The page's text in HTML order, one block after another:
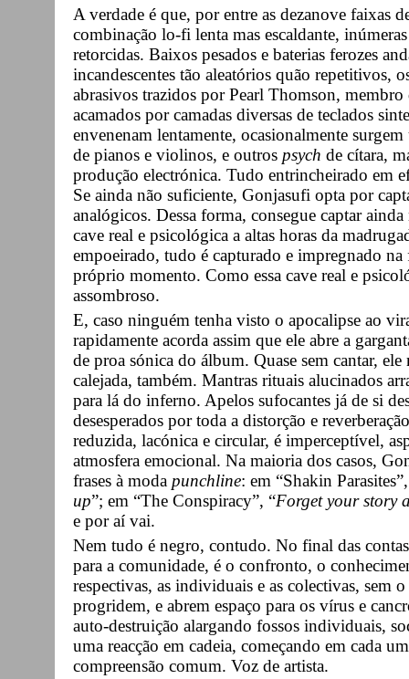
A verdade é que, por entre as dezanove faixas
combinação lo-fi lenta mas escaldante,
retorcidas. Baixos pesados e baterias ferozes
incandescentes tão aleatórios quão repetitivos,
abrasivos trazidos por Pearl Thomson,
acamados por camadas diversas de teclados
envenenam lentamente, ocasionalmente
de pianos e violinos, e outros psych de cítara,
produção electrónica. Tudo entrincheirado em
Se ainda não suficiente, Gonjasufi opta por
analógicos. Dessa forma, consegue captar
cave real e psicológica a altas horas da
empoeirado, tudo é capturado e impregnado
próprio momento. Como essa cave real e
assombroso.
E, caso ninguém tenha visto o apocalipse ao
rapidamente acorda assim que ele abre a
de proa sónica do álbum. Quase sem cantar,
calejada, também. Mantras rituais alucinados
para lá do inferno. Apelos sufocantes já de si
desesperados por toda a distorção e
reduzida, lacónica e circular, é imperceptível,
atmosfera emocional. Na maioria dos casos,
frases à moda punchline: em “Shakin
up”; em “The Conspiracy”, “Forget your story
e por aí vai.
Nem tudo é negro, contudo. No final das
para a comunidade, é o confronto, o
respectivas, as individuais e as colectivas, sem
progridem, e abrem espaço para os vírus e
auto-destruição alargando fossos individuais,
uma reacção em cadeia, começando em cada
compreensão comum. Voz de artista.